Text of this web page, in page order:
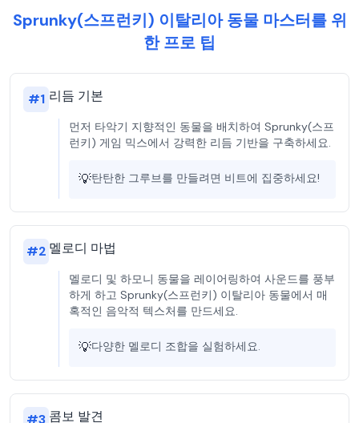
Sprunky(스프런키) 이탈리아 동물 마스터를 위
한 프로 팁
#1 리듬 기본
먼저 타악기 지향적인 동물을 배치하여 Sprunky(스프
런키) 게임 믹스에서 강력한 리듬 기반을 구축하세요.
💡탄탄한 그루브를 만들려면 비트에 집중하세요!
#2 멜로디 마법
멜로디 및 하모니 동물을 레이어링하여 사운드를 풍부
하게 하고 Sprunky(스프런키) 이탈리아 동물에서 매
혹적인 음악적 텍스처를 만드세요.
💡다양한 멜로디 조합을 실험하세요.
#3 콤보 발견